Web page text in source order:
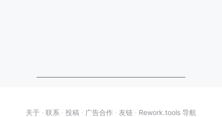
关于 · 联系 · 投稿 · 广告合作 · 友链 · Rework.tools 导航